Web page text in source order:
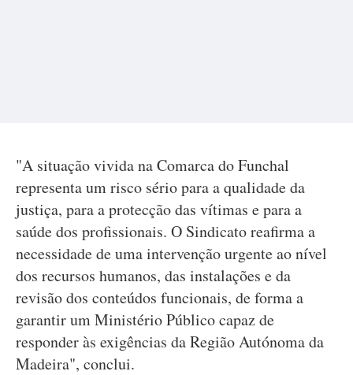
"A situação vivida na Comarca do Funchal
representa um risco sério para a qualidade da
justiça, para a protecção das vítimas e para a
saúde dos profissionais. O Sindicato reafirma a
necessidade de uma intervenção urgente ao nível
dos recursos humanos, das instalações e da
revisão dos conteúdos funcionais, de forma a
garantir um Ministério Público capaz de
responder às exigências da Região Autónoma da
Madeira", conclui.